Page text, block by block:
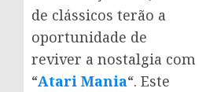
de clássicos terão a
oportunidade de
reviver a nostalgia com
“Atari Mania“. Este